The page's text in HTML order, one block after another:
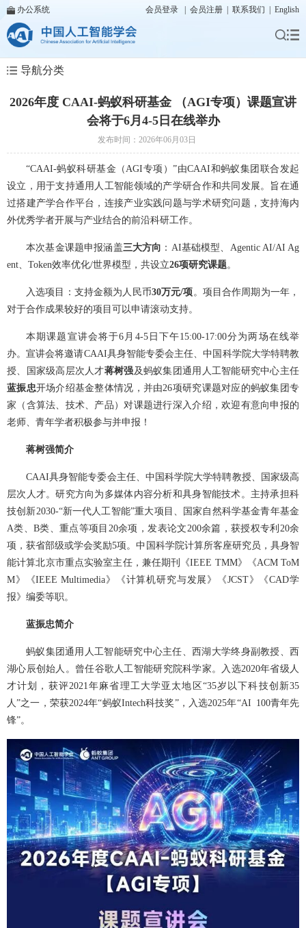
办公系统 会员登录 会员注册 联系我们 English
导航分类
2026年度 CAAI-蚂蚁科研基金 （AGI专项）课题宣讲
会将于6月4-5日在线举办
发布时间：2026年06月03日
“CAAI-蚂蚁科研基金（AGI专项）”由CAAI和蚂蚁集团联合发起
设立，用于支持通用人工智能领域的产学研合作和共同发展。旨在通
过搭建产学合作平台，连接产业实践问题与学术研究问题，支持海内
外优秀学者开展与产业结合的前沿科研工作。
本次基金课题申报涵盖三大方向 ：AI基础模型、Agentic AI/AI Ag
ent、Token效率优化/世界模型，共设立26项研究课题。
入选项目：支持金额为人民币30万元/项 。项目合作周期为一年，
对于合作成果较好的项目可以申请滚动支持。
本期课题宣讲会将于6月4-5日下午15:00-17:00分为两场在线举
办。宣讲会将邀请CAAI具身智能专委会主任、中国科学院大学特聘教
授、国家级高层次人才蒋树强及蚂蚁集团通用人工智能研究中心主任
蓝振忠开场介绍基金整体情况，并由26项研究课题对应的蚂蚁集团专
家（含算法、技术、产品）对课题进行深入介绍，欢迎有意向申报的
老师、青年学者积极参与并申报！
蒋树强简介
CAAI具身智能专委会主任、中国科学院大学特聘教授、国家级高
层次人才。研究方向为多媒体内容分析和具身智能技术。主持承担科
技创新2030-“新一代人工智能”重大项目、国家自然科学基金青年基金
A类、B类、重点等项目20余项，发表论文200余篇，获授权专利20余
项，获省部级或学会奖励5项。中国科学院计算所客座研究员，具身智
能计算北京市重点实验室主任，兼任期刊《IEEE TMM》《ACM ToM
M》《IEEE Multimedia》《计算机研究与发展》《JCST》《CAD学
报》编委等职。
蓝振忠简介
蚂蚁集团通用人工智能研究中心主任、西湖大学终身副教授、西
湖心辰创始人。曾任谷歌人工智能研究院科学家。入选2020年省级人
才计划，获评2021年麻省理工大学亚太地区“35岁以下科技创新35
人”之一，荣获2024年“蚂蚁Intech科技奖”，入选2025年“AI 100青年先
锋”。